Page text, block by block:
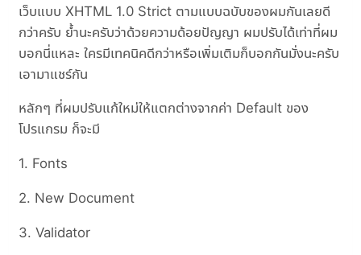
เว็บแบบ XHTML 1.0 Strict ตามแบบฉบับของผมกันเลยดี
กว่าครับ ย้ำนะครับว่าด้วยความด้อยปัญญา ผมปรับได้เท่าที่ผม
บอกนี่แหละ ใครมีเทคนิคดีกว่าหรือเพิ่มเติมก็บอกกันมั่งนะครับ
เอามาแชร์กัน
หลักๆ ที่ผมปรับแก้ใหม่ให้แตกต่างจากค่า Default ของ
โปรแกรม ก็จะมี
1. Fonts
2. New Document
3. Validator